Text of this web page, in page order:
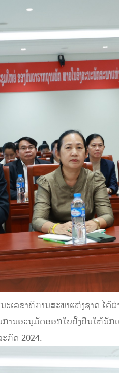
ລຂາທິການສະພາແຫ່ງຊາດ ໄດ້
ານອະນຸມັດອອກໃບຢັ້ງຢືນໃຫ້ນັ
ກົດ 2024.